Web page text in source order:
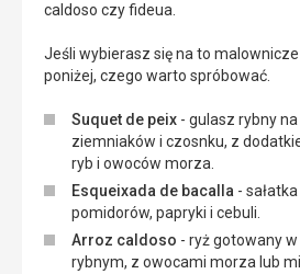
caldoso czy fideua.
Jeśli wybierasz się na to
poniżej, czego warto spróbować.
Suquet de peix - gulasz rybny
ziemniaków i czosnku, z
ryb i owoców morza.
Esqueixada de bacalla -
pomidorów, papryki i cebuli.
Arroz caldoso - ryż gotowany
rybnym, z owocami morza lub